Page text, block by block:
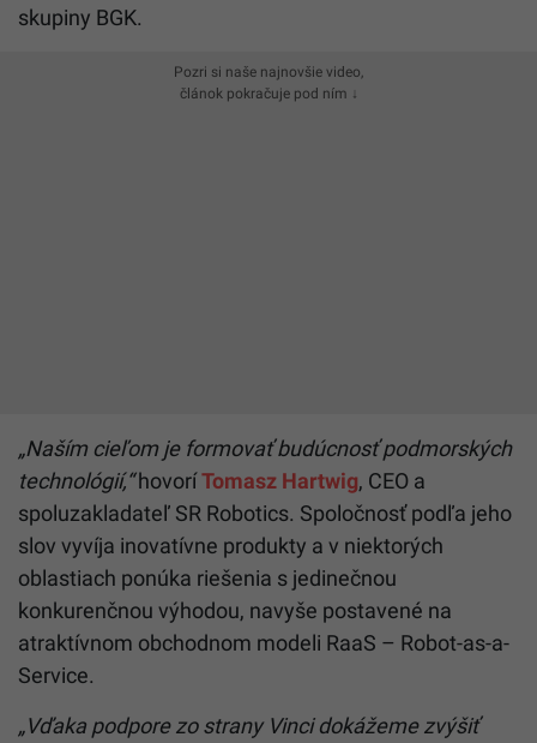
skupiny BGK.
Pozri si naše najnovšie video,
článok pokračuje pod ním ↓
„Naším cieľom je formovať budúcnosť podmorských
technológií,“hovoríTomasz Hartwig, CEO a
spoluzakladateľ SR Robotics. Spoločnosť podľa jeho
slov vyvíja inovatívne produkty a v niektorých
oblastiach ponúka riešenia s jedinečnou
konkurenčnou výhodou, navyše postavené na
atraktívnom obchodnom modeli RaaS – Robot-as-a-
Service.
„Vďaka podpore zo strany Vinci dokážeme zvýšiť